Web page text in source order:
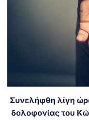
Συνελήφθη λίγη
δολοφονίας του